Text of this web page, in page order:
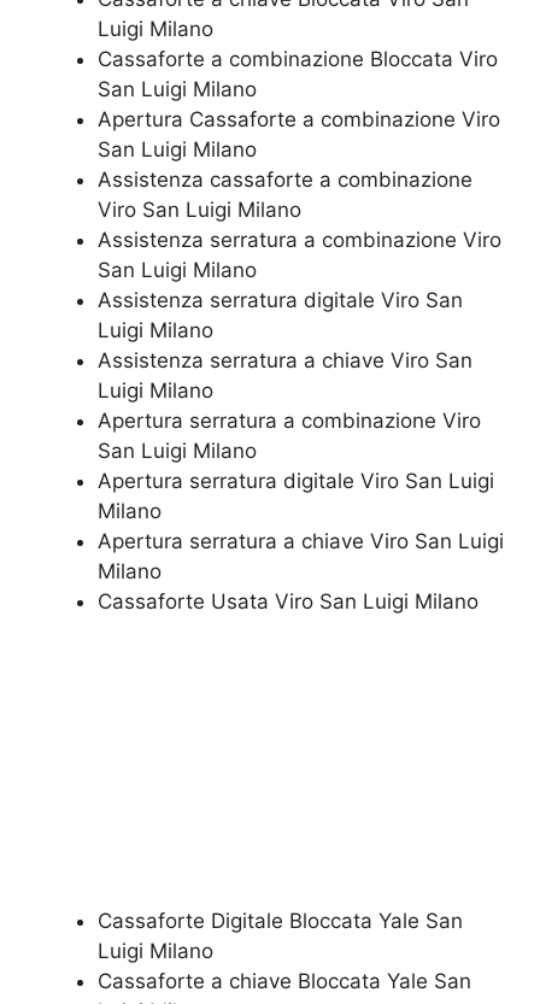
Luigi Milano
Cassaforte a combinazione Bloccata Viro
San Luigi Milano
​Apertura Cassaforte a combinazione Viro
San Luigi Milano
Assistenza cassaforte a combinazione
Viro San Luigi Milano
​Assistenza serratura​ ​a combinazione Viro
San Luigi Milano
Assistenza serratura ​digitale Viro San
Luigi Milano
Assistenza serratura ​a chiave Viro San
Luigi Milano
​Apertura serratura​ ​a combinazione Viro
San Luigi Milano
Apertura serratura​ ​digitale Viro San Luigi
Milano
​Apertura serratura​ ​a chiave Viro San Luigi
Milano
​Cassaforte Usata Viro San Luigi Milano
Cassaforte Digitale Bloccata Yale San
Luigi Milano
Cassaforte a chiave Bloccata Yale San